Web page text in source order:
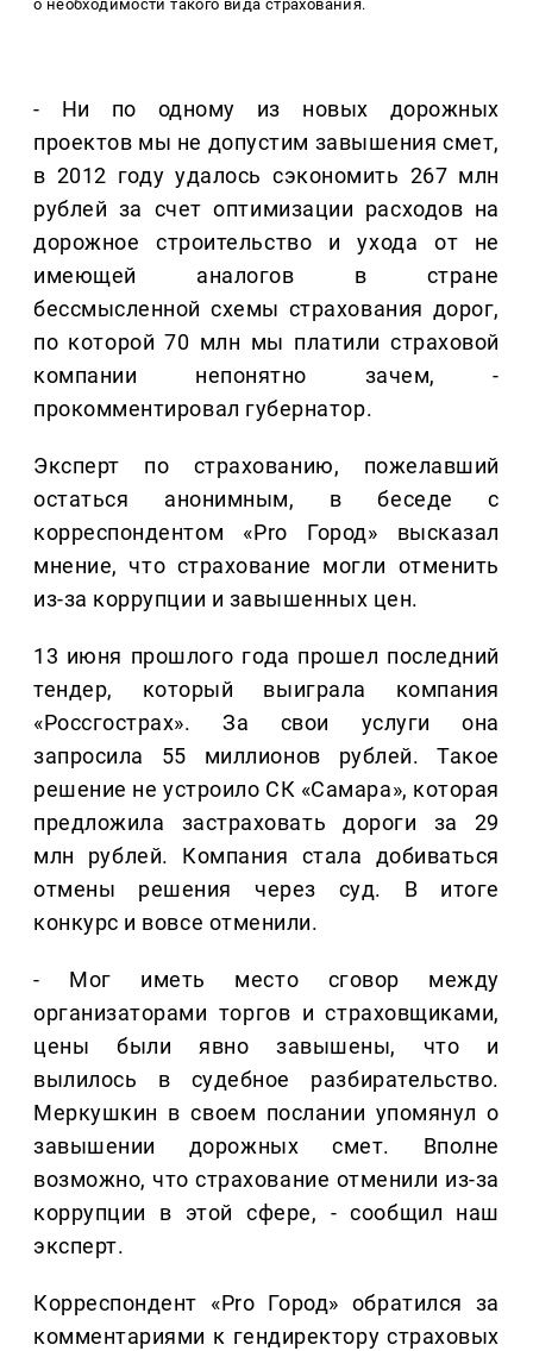
о необходимости такого вида страхования.
- Ни по одному из новых дорожных
проектов мы не допустим завышения смет,
в 2012 году удалось сэкономить 267 млн
рублей за счет оптимизации расходов на
дорожное строительство и ухода от не
имеющей аналогов в стране
бессмысленной схемы страхования дорог,
по которой 70 млн мы платили страховой
компании непонятно зачем, -
прокомментировал губернатор.
Эксперт по страхованию, пожелавший
остаться анонимным, в беседе с
корреспондентом «Prо Город» высказал
мнение, что страхование могли отменить
из-за коррупции и завышенных цен.
13 июня прошлого года прошел последний
тендер, который выиграла компания
«Россгострах». За свои услуги она
запросила 55 миллионов рублей. Такое
решение не устроило СК «Самара», которая
предложила застраховать дороги за 29
млн рублей. Компания стала добиваться
отмены решения через суд. В итоге
конкурс и вовсе отменили.
- Мог иметь место сговор между
организаторами торгов и страховщиками,
цены были явно завышены, что и
вылилось в судебное разбирательство.
Меркушкин в своем послании упомянул о
завышении дорожных смет. Вполне
возможно, что страхование отменили из-за
коррупции в этой сфере, - сообщил наш
эксперт.
Корреспондент «Pro Город» обратился за
комментариями к гендиректору страховых